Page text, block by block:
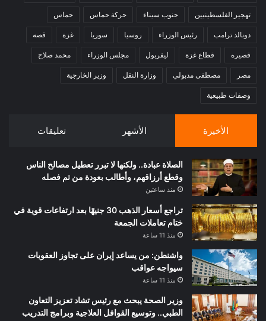
تهجير الفلسطينيين جنوب سيناء حركة حماس حماس
دونالد ترامب رئيس الوزراء روسيا سوريا غزة قصه
قصيره قطاع غزة ليفربول مجلس الوزراء محمد صلاح
مصر مصطفى مدبولي وزارة النقل وزير الخارجية
وصفات طبيعية
الأخيرة الأشهر تعليقات
الصلاة عبادة.. ولكنها لا تبرر تعطيل مصالح الناس
وقطع أرزاقهم، وأطالب بعودة من تم فصله
منذ ساعتين
تراجع أسعار الذهب 30 جنيهًا بعد ارتفاعات قوية في
ختام تعاملات الجمعة
منذ 11 ساعة
واشنطن: من يساعد إيران على تجاوز العقوبات
سيواجه عواقب
منذ 11 ساعة
وزير الصحة يبحث مع رئيس تشاد تعزيز التعاون
الطبي.. وتوسيع القوافل العلاجية وبرامج التدريب